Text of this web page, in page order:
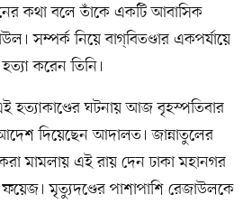
কথা বলে তাঁকে একটি আবাসিক
সম্পর্ক নিয়ে বাগ্‌বিতণ্ডার একপর্যায়ে
করেন তিনি।
হত্যাকাণ্ডের ঘটনায় আজ বৃহস্পতিবার
দিয়েছেন আদালত। জান্নাতুলের
মামলায় এই রায় দেন ঢাকা মহানগর
মৃত্যুদণ্ডের পাশাপাশি রেজাউলকে